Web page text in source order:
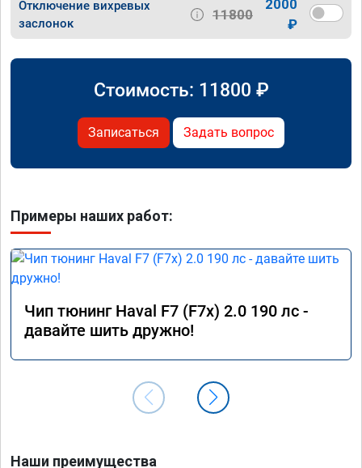
Отключение вихревых
заслонок
11800
2000
₽
Стоимость: 11800 ₽
Записаться Задать вопрос
Примеры наших работ:
Чип тюнинг Haval F7 (F7x) 2.0 190 лс -
давайте шить дружно!
Наши преимущества